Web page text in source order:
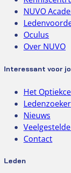
NUVO
Oculus
Over NUVO
Interessant voor
Het
Ledenzoeker
Nieuws
Contact
Leden